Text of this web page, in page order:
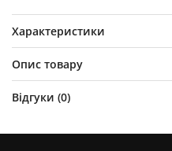
Характеристики
Опис товару
Відгуки (0)